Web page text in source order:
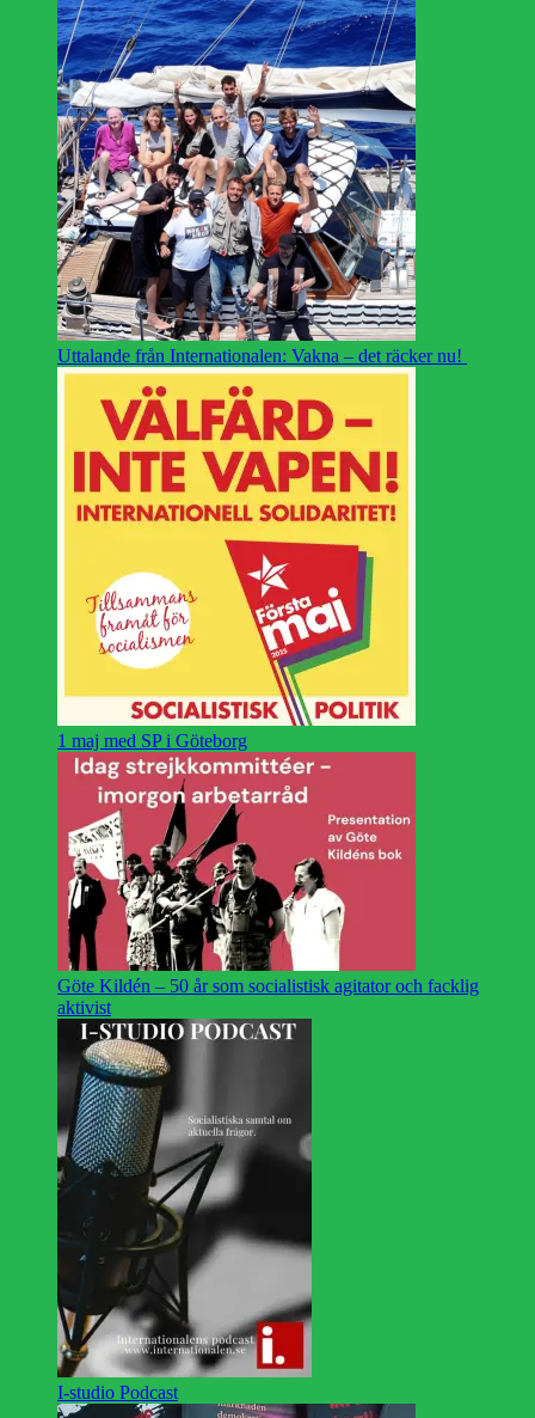
Uttalande från Internationalen: Vakna – det räcker nu!
1 maj med SP i Göteborg
Göte Kildén – 50 år som socialistisk agitator och facklig
aktivist
I-studio Podcast